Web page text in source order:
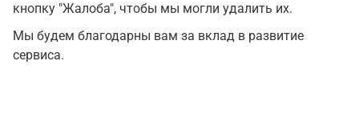
кнопку "Жалоба", чтобы мы могли удалить их.
Мы будем благодарны вам за вклад в развитие
сервиса.